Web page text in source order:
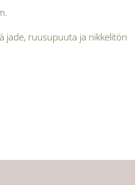
jade, ruusupuuta ja nikkelitön